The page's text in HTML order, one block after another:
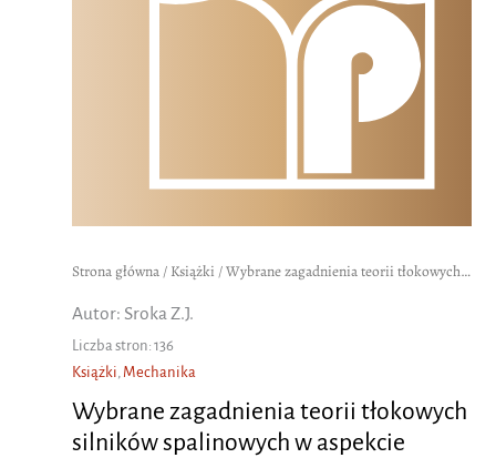
Strona główna/ Książki / Wybrane zagadnienia teorii tłokowych silników spalinowych w aspekcie zmian objętości skokowej
Autor: Sroka Z.J.
Liczba stron: 136
Książki Mechanika
Wybrane zagadnienia teorii tłokowych
silników spalinowych w aspekcie